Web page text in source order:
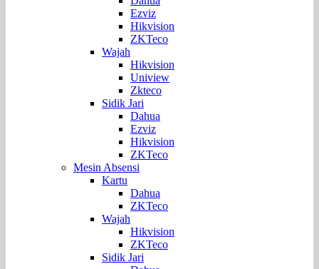
Ezviz
Hikvision
ZKTeco
Wajah
Hikvision
Uniview
Zkteco
Sidik Jari
Dahua
Ezviz
Hikvision
ZKTeco
Mesin Absensi
Kartu
Dahua
ZKTeco
Wajah
Hikvision
ZKTeco
Sidik Jari